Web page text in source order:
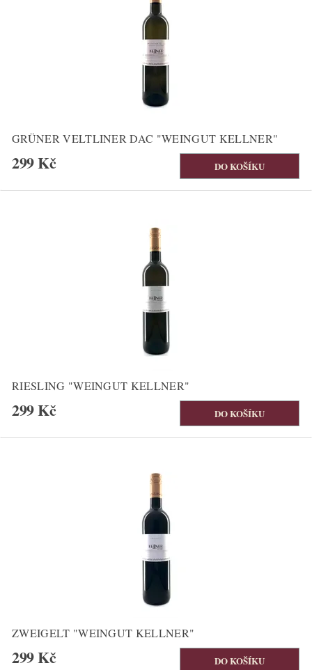
GRÜNER VELTLINER DAC "WEINGUT KELLNER"
299 Kč
RIESLING "WEINGUT KELLNER"
299 Kč
ZWEIGELT "WEINGUT KELLNER"
299 Kč